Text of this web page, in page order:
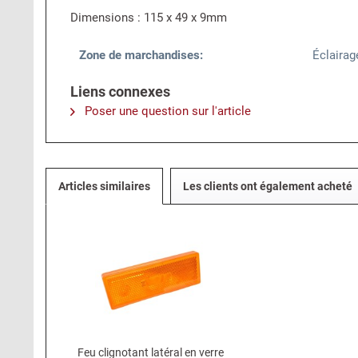
Dimensions : 115 x 49 x 9mm
Zone de marchandises:
Liens connexes
Poser une question sur l'article
Articles similaires Les clients ont également acheté
Feu clignotant latéral en verre